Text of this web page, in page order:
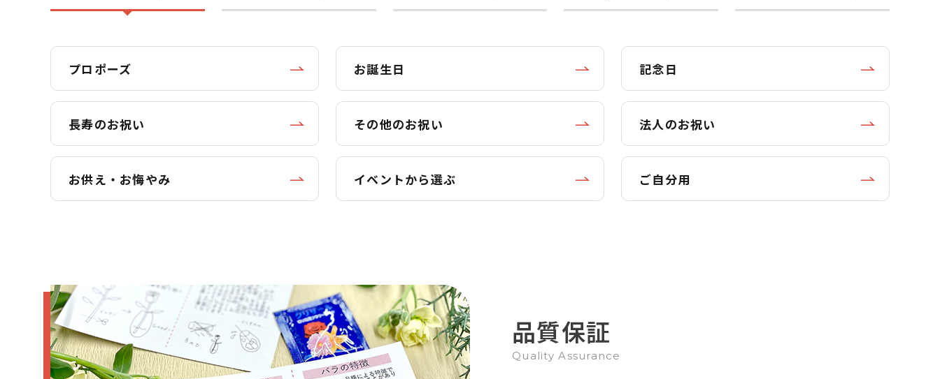
プロポーズ お誕生日 記念日
長寿のお祝い その他のお祝い 法人のお祝い
お供え・お悔やみ イベントから選ぶ ご自分用
品質保証
Quality Assurance